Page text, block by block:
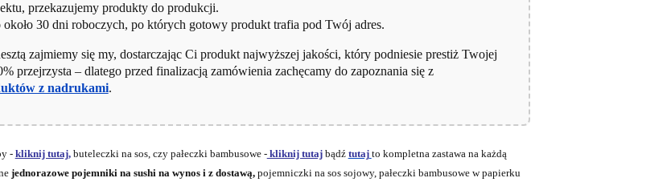
przekazujemy produkty do produkcji.
30 dni roboczych, po których gotowy produkt trafia pod Twój adres.
zajmiemy się my, dostarczając Ci produkt najwyższej jakości, który podniesie prestiż Twojej
przejrzysta – dlatego przed finalizacją zamówienia zachęcamy do zapoznania się z
z nadrukami.
- kliknij tutaj, buteleczki na sos, czy pałeczki bambusowe -kliknij tutaj bądź tutaj to kompletna zastawa na każdą
jednorazowe pojemniki na sushi na wynos i z dostawą,pojemniczki na sos sojowy, pałeczki bambusowe w papierku